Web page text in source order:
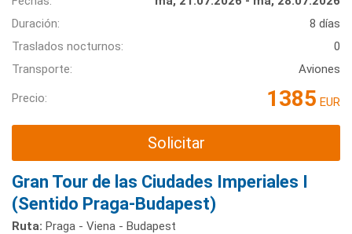
Duración:
8 días
Traslados nocturnos:
0
Transporte:
Aviones
Precio: 1385 EUR
Solicitar
Gran Tour de las Ciudades Imperiales I
(Sentido Praga-Budapest)
Ruta: Praga - Viena - Budapest